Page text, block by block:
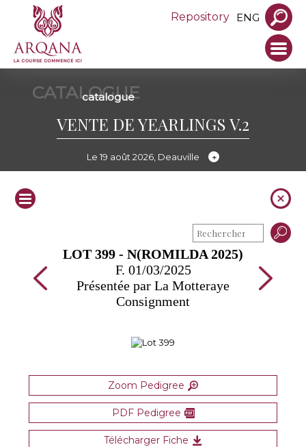
Repository ENG
CATALOGUE
catalogue
VENTE DE YEARLINGS V.2
Le 19 août 2026, Deauville
LOT 399 - N(ROMILDA 2025)
F. 01/03/2025
Présentée par La Motteraye
Consignment
Zoom Pedigree
PDF Pedigree
Télécharger Fiche